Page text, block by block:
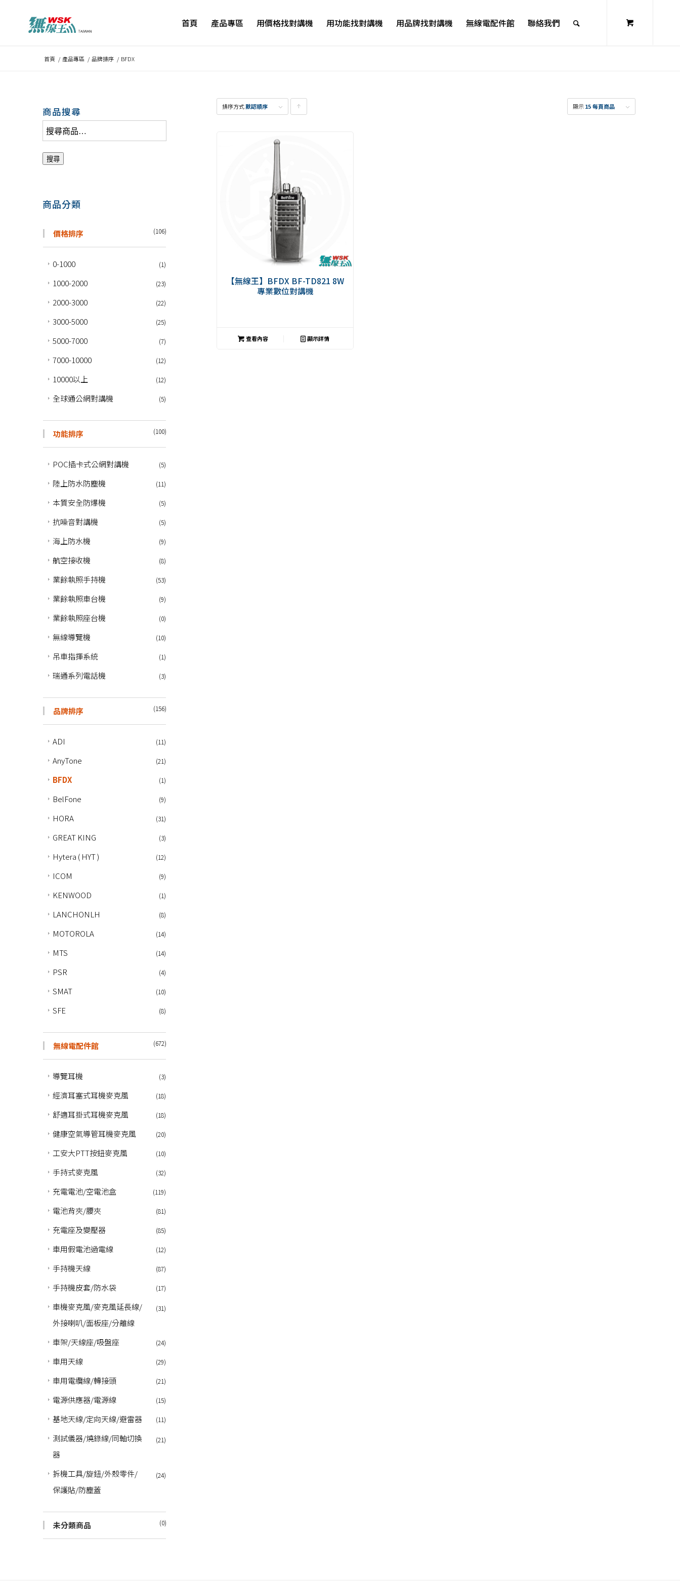
首頁 產品專區 用價格找對講機 用功能找對講機 用品牌找對講機 無線電配件館 聯絡我們
首頁 / 產品專區 / 品牌排序 / BFDX
排序方式默認順序 顯示15 每頁商品
【無線王】BFDX BF-TD821 8W
專業數位對講機
查看內容 顯示詳情
商品搜尋
搜尋
商品分類
價格排序 (106)
0-1000 (1)
1000-2000 (23)
2000-3000 (22)
3000-5000 (25)
5000-7000 (7)
7000-10000 (12)
10000以上 (12)
全球通公網對講機 (5)
功能排序 (100)
POC插卡式公網對講機 (5)
陸上防水防塵機 (11)
本質安全防爆機 (5)
抗噪音對講機 (5)
海上防水機 (9)
航空接收機 (8)
業餘執照手持機 (53)
業餘執照車台機 (9)
業餘執照座台機 (0)
無線導覽機 (10)
吊車指揮系統 (1)
瑞通系列電話機 (3)
品牌排序 (156)
ADI (11)
AnyTone (21)
BFDX (1)
BelFone (9)
HORA (31)
GREAT KING (3)
Hytera ( HYT ) (12)
ICOM (9)
KENWOOD (1)
LANCHONLH (8)
MOTOROLA (14)
MTS (14)
PSR (4)
SMAT (10)
SFE (8)
無線電配件館 (672)
導覽耳機 (3)
經濟耳塞式耳機麥克風 (18)
舒適耳掛式耳機麥克風 (18)
健康空氣導管耳機麥克風 (20)
工安大PTT按鈕麥克風 (10)
手持式麥克風 (32)
充電電池/空電池盒 (119)
電池背夾/腰夾 (81)
充電座及變壓器 (85)
車用假電池過電線 (12)
手持機天線 (87)
手持機皮套/防水袋 (17)
車機麥克風/麥克風延長線/
外接喇叭/面板座/分離線
(31)
車架/天線座/吸盤座 (24)
車用天線 (29)
車用電纜線/轉接頭 (21)
電源供應器/電源線 (15)
基地天線/定向天線/避雷器 (11)
測試儀器/燒錄線/同軸切換
器
(21)
拆機工具/旋鈕/外殼零件/
保護貼/防塵蓋
(24)
未分類商品 (0)